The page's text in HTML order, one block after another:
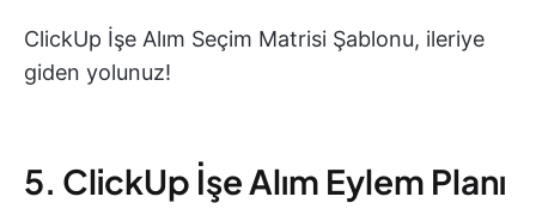
ClickUp İşe Alım Seçim Matrisi Şablonu, ileriye
giden yolunuz!
5. ClickUp İşe Alım Eylem Planı